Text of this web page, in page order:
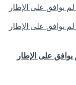
على الإطار